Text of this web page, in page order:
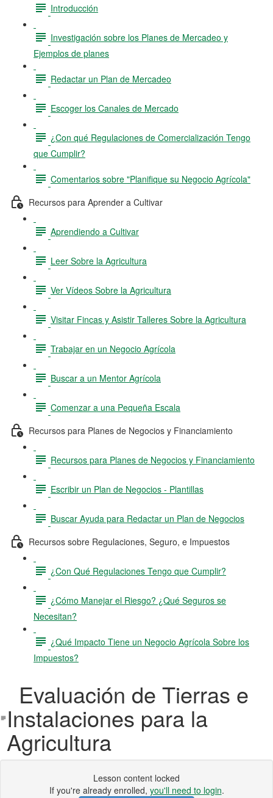
Introducción
Investigación sobre los Planes de Mercadeo y
Ejemplos de planes
Redactar un Plan de Mercadeo
Escoger los Canales de Mercado
¿Con qué Regulaciones de Comercialización Tengo
que Cumplir?
Comentarios sobre "Planifique su Negocio Agrícola"
Recursos para Aprender a Cultivar
Aprendiendo a Cultivar
Leer Sobre la Agricultura
Ver Vídeos Sobre la Agricultura
Visitar Fincas y Asistir Talleres Sobre la Agricultura
Trabajar en un Negocio Agrícola
Buscar a un Mentor Agrícola
Comenzar a una Pequeña Escala
Recursos para Planes de Negocios y Financiamiento
Recursos para Planes de Negocios y Financiamiento
Escribir un Plan de Negocios - Plantillas
Buscar Ayuda para Redactar un Plan de Negocios
Recursos sobre Regulaciones, Seguro, e Impuestos
¿Con Qué Regulaciones Tengo que Cumplir?
¿Cómo Manejar el Riesgo? ¿Qué Seguros se
Necesitan?
¿Qué Impacto Tiene un Negocio Agrícola Sobre los
Impuestos?
Evaluación de Tierras e
Instalaciones para la
Agricultura
Lesson content locked
If you're already enrolled, you'll need to login.